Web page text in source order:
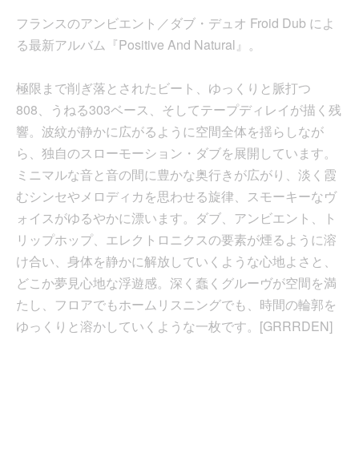
フランスのアンビエント／ダブ・デュオ Froid Dub によ
る最新アルバム『Positive And Natural』。
極限まで削ぎ落とされたビート、ゆっくりと脈打つ
808、うねる303ベース、そしてテープディレイが描く残
響。波紋が静かに広がるように空間全体を揺らしなが
ら、独自のスローモーション・ダブを展開しています。
ミニマルな音と音の間に豊かな奥行きが広がり、淡く霞
むシンセやメロディカを思わせる旋律、スモーキーなヴ
ォイスがゆるやかに漂います。ダブ、アンビエント、ト
リップホップ、エレクトロニクスの要素が煙るように溶
け合い、身体を静かに解放していくような心地よさと、
どこか夢見心地な浮遊感。深く蠢くグルーヴが空間を満
たし、フロアでもホームリスニングでも、時間の輪郭を
ゆっくりと溶かしていくような一枚です。[GRRRDEN]